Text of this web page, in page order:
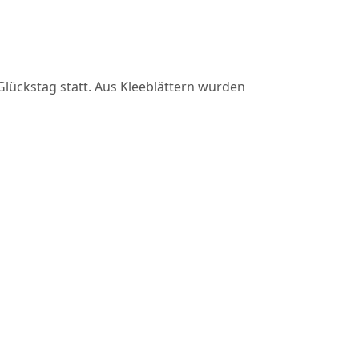
statt. Aus Kleeblättern wurden